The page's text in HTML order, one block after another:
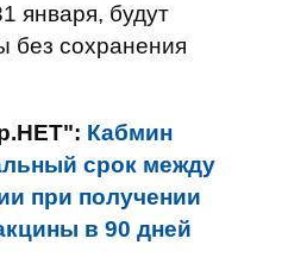
января, будут
без сохранения
Кабмин
срок между
при получении
в 90 дней